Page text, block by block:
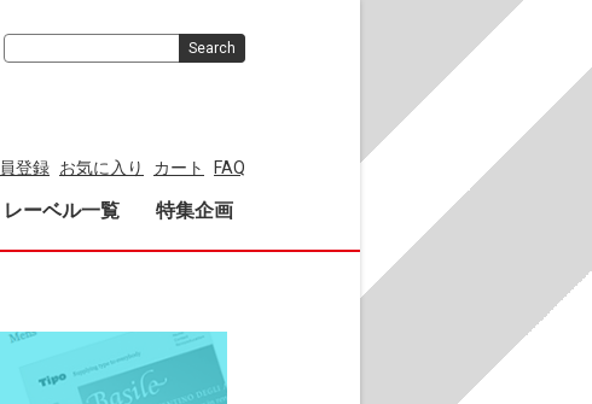
登録 お気に入り カート FAQ
レーベル一覧 特集企画
Search